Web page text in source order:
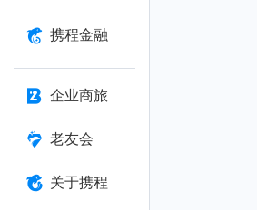
携程金融
企业商旅
老友会
关于携程